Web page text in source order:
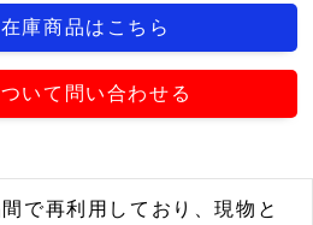
庫商品はこちら
いて問い合わせる
で再利用しており、現物と